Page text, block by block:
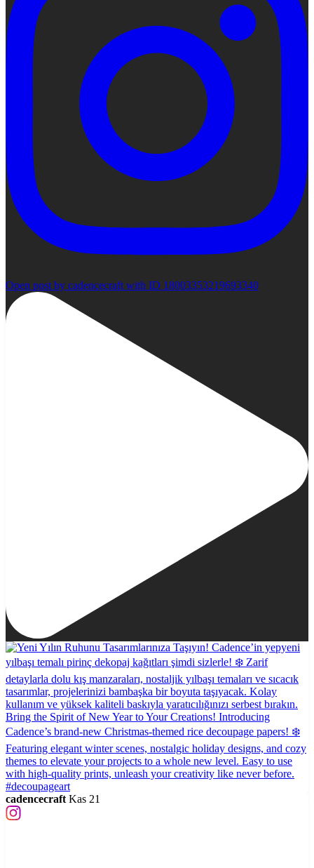
Open post by cadencecraft with ID 18003353219693340
cadencecraft Kas 21